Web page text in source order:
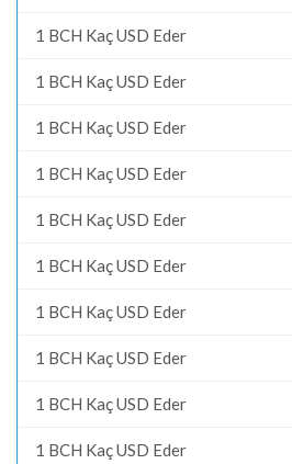
1 BCH Kaç USD Eder
1 BCH Kaç USD Eder
1 BCH Kaç USD Eder
1 BCH Kaç USD Eder
1 BCH Kaç USD Eder
1 BCH Kaç USD Eder
1 BCH Kaç USD Eder
1 BCH Kaç USD Eder
1 BCH Kaç USD Eder
1 BCH Kaç USD Eder